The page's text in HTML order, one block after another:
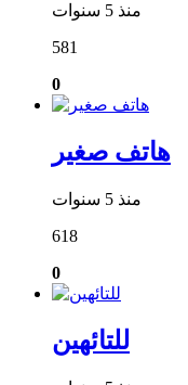
منذ 5 سنوات
581
0
هاتف صغير
منذ 5 سنوات
618
0
للتائهين